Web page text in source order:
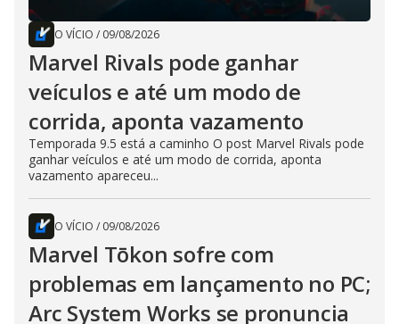
O VÍCIO / 09/08/2026
Marvel Rivals pode ganhar
veículos e até um modo de
corrida, aponta vazamento
Temporada 9.5 está a caminho O post Marvel Rivals pode
ganhar veículos e até um modo de corrida, aponta
vazamento apareceu...
O VÍCIO / 09/08/2026
Marvel Tōkon sofre com
problemas em lançamento no PC;
Arc System Works se pronuncia